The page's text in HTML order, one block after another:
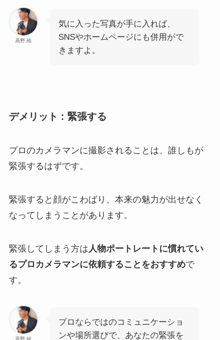
高野 純
気に入った写真が手に入れば、
SNSやホームページにも併用がで
きますよ。
デメリット : 緊張する
プロのカメラマンに撮影されることは、誰しもが
緊張するはずです。
緊張すると顔がこわばり、本来の魅力が出せなく
なってしまうことがあります。
緊張してしまう方は 人物ポートレートに慣れてい
るプロカメラマンに依頼することをおすすめで
す。
プロならではのコミュニケーショ
ンや場所選びで、あなたの緊張を